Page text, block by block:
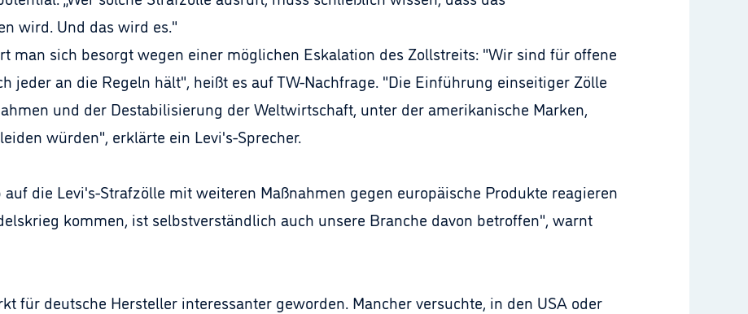
wird. Und das wird es."
man sich besorgt wegen einer möglichen Eskalation des Zollstreits: "Wir sind für offene
jeder an die Regeln hält", heißt es auf TW-Nachfrage. "Die Einführung einseitiger Zölle
und der Destabilisierung der Weltwirtschaft, unter der amerikanische Marken,
würden", erklärte ein Levi's-Sprecher.
die Levi's-Strafzölle mit weiteren Maßnahmen gegen europäische Produkte reagieren
kommen, ist selbstverständlich auch unsere Branche davon betroffen", warnt
für deutsche Hersteller interessanter geworden. Mancher versuchte, in den USA oder